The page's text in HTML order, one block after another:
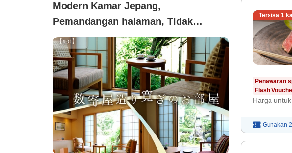
Modern Kamar Jepang,
Pemandangan halaman, Tidak
merokok (Kamar gaya Jepang 12,5
tatami (lantai 1/dengan futon))
Tersisa 1
Penawaran
Flash
Harga untuk:
Gunakan